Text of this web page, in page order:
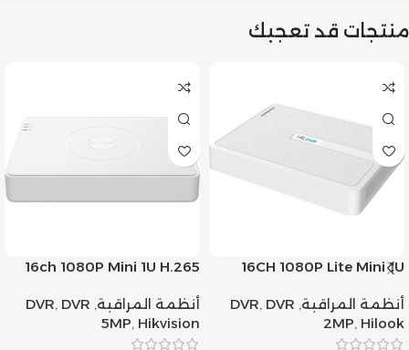
منتجات قد تعجبك
16CH 1080P Lite Mini 1U
أنظمة المراقبة,
DVR, DVR
2MP, Hilook
16ch 1080P Mini 1U H.265
أنظمة المراقبة,
DVR, DVR
5MP, Hikvision